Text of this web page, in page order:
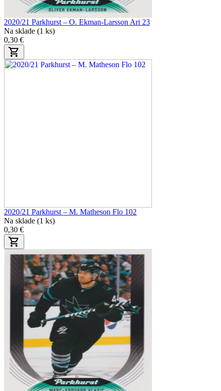
2020/21 Parkhurst – O. Ekman-Larsson Ari 23
Na sklade (1 ks)
0,30 €
2020/21 Parkhurst – M. Matheson Flo 102
Na sklade (1 ks)
0,30 €